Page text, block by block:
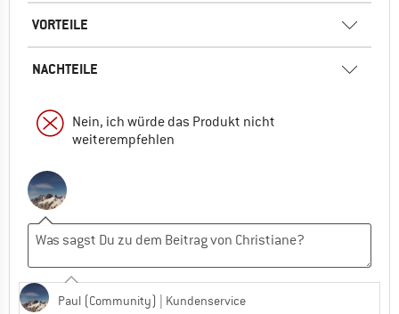
VORTEILE
NACHTEILE
Nein, ich würde das Produkt nicht
weiterempfehlen
Paul (Community)
| Kundenservice